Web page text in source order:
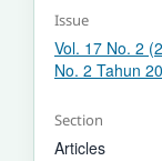
Issue
Vol. 17 No. 2
No. 2 Tahun
Section
Articles